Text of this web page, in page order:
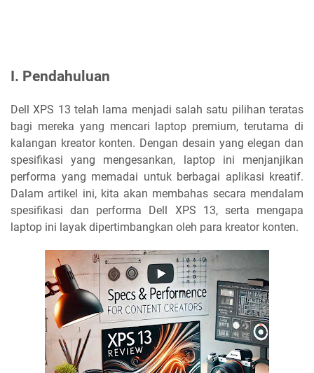
I. Pendahuluan
Dell XPS 13 telah lama menjadi salah satu pilihan teratas
bagi mereka yang mencari laptop premium, terutama di
kalangan kreator konten. Dengan desain yang elegan dan
spesifikasi yang mengesankan, laptop ini menjanjikan
performa yang memadai untuk berbagai aplikasi kreatif.
Dalam artikel ini, kita akan membahas secara mendalam
spesifikasi dan performa Dell XPS 13, serta mengapa
laptop ini layak dipertimbangkan oleh para kreator konten.